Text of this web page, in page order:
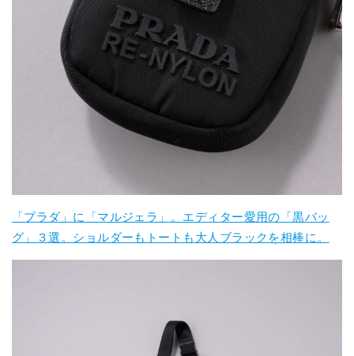
「プラダ」に「マルジェラ」。エディター愛用の「黒バッ
グ」３選。ショルダーもトートも大人ブラックを相棒に。